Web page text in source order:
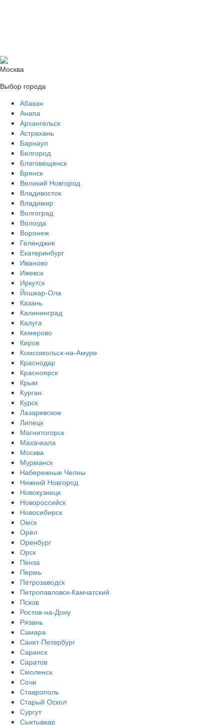
Москва
Выбор города
Абакан
Анапа
Архангельск
Астрахань
Барнаул
Белгород
Благовещенск
Брянск
Великий Новгород
Владивосток
Владимир
Волгоград
Вологда
Воронеж
Геленджик
Екатеринбург
Иваново
Ижевск
Иркутск
Йошкар-Ола
Казань
Калининград
Калуга
Кемерово
Киров
Комсомольск-на-Амуре
Краснодар
Красноярск
Крым
Курган
Курск
Лазаревское
Липецк
Магнитогорск
Махачкала
Москва
Мурманск
Набережные Челны
Нижний Новгород
Новокузнецк
Новороссийск
Новосибирск
Омск
Орёл
Оренбург
Орск
Пенза
Пермь
Петрозаводск
Петропавловск-Камчатский
Псков
Ростов-на-Дону
Рязань
Самара
Санкт-Петербург
Саранск
Саратов
Смоленск
Сочи
Ставрополь
Старый Оскол
Сургут
Сыктывкар